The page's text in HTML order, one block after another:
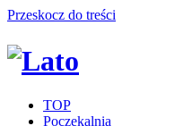
Przeskocz do treści
TOP
Poczekalnia